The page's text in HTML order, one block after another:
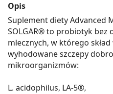
Opis
Suplement diety Advanced
SOLGAR® to probiotyk
mlecznych, w którego
wyhodowane szczepy
mikroorganizmów:
L. acidophilus, LA-5®,